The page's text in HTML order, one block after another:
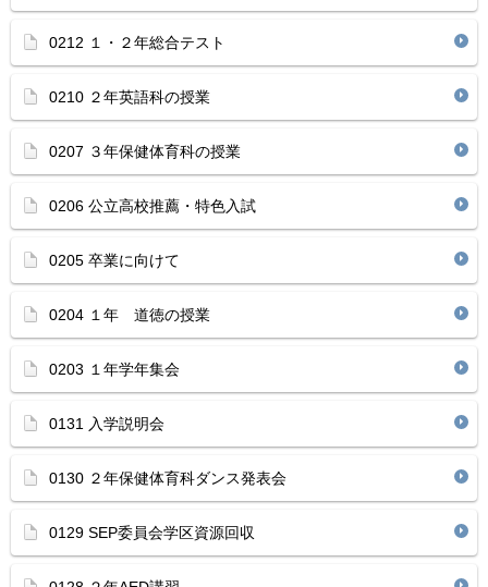
0212 １・２年総合テスト
0210 ２年英語科の授業
0207 ３年保健体育科の授業
0206 公立高校推薦・特色入試
0205 卒業に向けて
0204 １年 道徳の授業
0203 １年学年集会
0131 入学説明会
0130 ２年保健体育科ダンス発表会
0129 SEP委員会学区資源回収